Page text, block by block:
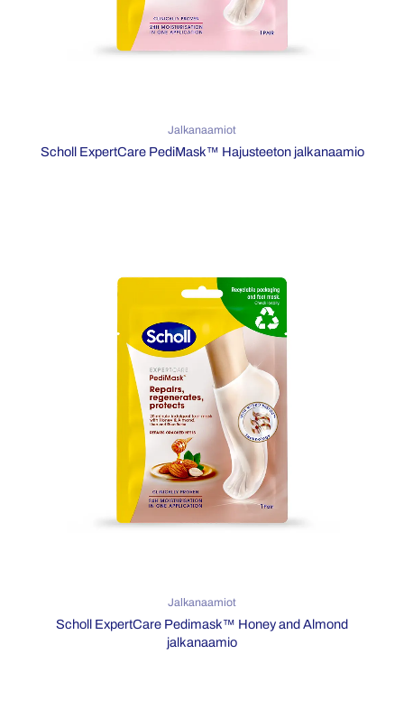
Jalkanaamiot
Scholl ExpertCare PediMask™ Hajusteeton jalkanaamio
Jalkanaamiot
Scholl ExpertCare Pedimask™ Honey and Almond
jalkanaamio